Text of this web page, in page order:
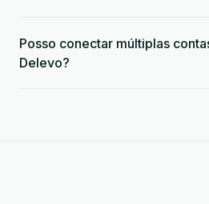
Posso conectar múltiplas
Delevo?